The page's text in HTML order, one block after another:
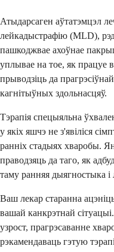
Атыдарсаген аўтатэмцэл
лейкадыстрафію (MLD),
пашкоджвае ахоўнае
уплывае на тое, як працуе
прыводзіць да
кагнітыўных здольнасцяў.
Тэрапія спецыяльна
у якіх яшчэ не з'явіліся
ранніх стадыях хваробы.
праводзяць да таго, як
таму ранняя дыягностыка
Ваш лекар старанна
вашай канкрэтнай
узрост, прагрэсаванне
рэкамендаваць гэтую